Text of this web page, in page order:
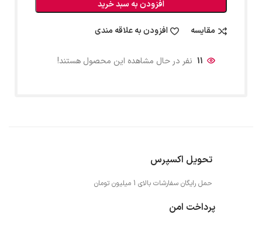
افزودن به سبد خرید
مقایسه افزودن به علاقه مندی
11 نفر در حال مشاهده این محصول هستند!
تحویل اکسپرس
حمل رایگان سفارشات بالای 1 میلیون تومان
پرداخت امن